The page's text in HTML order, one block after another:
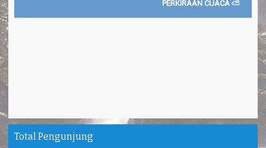
PERKIRAAN CUACA ⛅
Total Pengunjung